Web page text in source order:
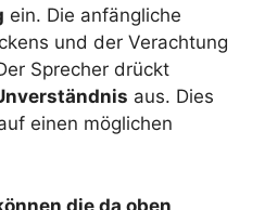
ein. Die anfängliche
und der Verachtung
Sprecher drückt
aus. Dies
einen möglichen
die da oben